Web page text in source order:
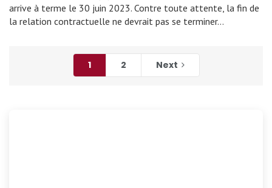
arrive à terme le 30 juin 2023. Contre toute attente, la fin de
la relation contractuelle ne devrait pas se terminer…
1 2 Next